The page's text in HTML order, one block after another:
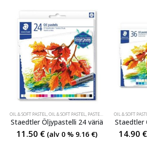
OIL & SOFT PASTEL,OIL & SOFT PASTEL, PASTELLI- JA VAHAKYNÄT ,
Staedtler Öljypastelli 24 väriä
11.50 € (alv 0 % 9.16 €)
OIL & SOFT
Staedtler
14.90 €